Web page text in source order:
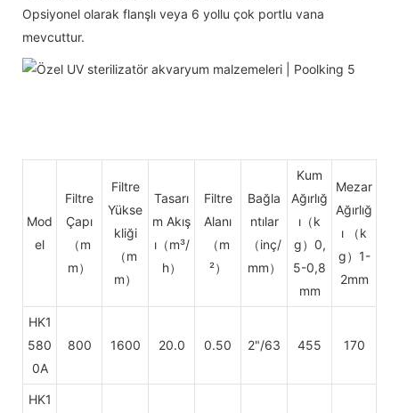
Opsiyonel olarak flanşlı veya 6 yollu çok portlu vana
mevcuttur.
Mod
el
Filtre
Çapı
（m
m）
Filtre
Yükse
kliği
（m
m）
Tasarı
m Akış
ı（m³/
h）
Filtre
Alanı
（m
²）
Bağla
ntılar
（inç/
mm）
Kum
Ağırlığ
ı（k
g）0,
5-0,8
mm
Mezar
Ağırlığ
ı
（k
g）1-
2mm
HK1
580
0A
800 1600 20.0 0.50 2"/63 455 170
HK1